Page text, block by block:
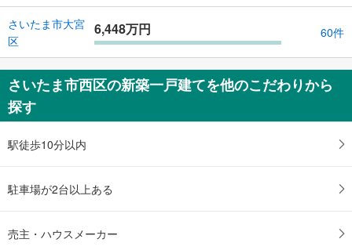
さいたま市大宮
区
6,448万円 60件
さいたま市西区の新築一戸建てを他のこだわりから
探す
駅徒歩10分以内
駐車場が2台以上ある
売主・ハウスメーカー